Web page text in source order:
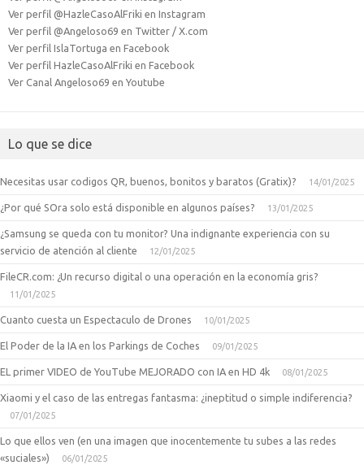
Ver perfil @HazleCasoAlFriki en Instagram
Ver perfil @Angeloso69 en Twitter / X.com
Ver perfil IslaTortuga en Facebook
Ver perfil HazleCasoAlFriki en Facebook
Ver Canal Angeloso69 en Youtube
Lo que se dice
Necesitas usar codigos QR, buenos, bonitos y baratos (Gratix)? 14/01/2025
¿Por qué SOra solo está disponible en algunos países? 13/01/2025
¿Samsung se queda con tu monitor? Una indignante experiencia con su
servicio de atención al cliente
12/01/2025
FileCR.com: ¿Un recurso digital o una operación en la economía gris?
11/01/2025
Cuanto cuesta un Espectaculo de Drones 10/01/2025
El Poder de la IA en los Parkings de Coches 09/01/2025
EL primer VIDEO de YouTube MEJORADO con IA en HD 4k 08/01/2025
Xiaomi y el caso de las entregas fantasma: ¿ineptitud o simple indiferencia?
07/01/2025
Lo que ellos ven (en una imagen que inocentemente tu subes a las redes
«suciales»)
06/01/2025